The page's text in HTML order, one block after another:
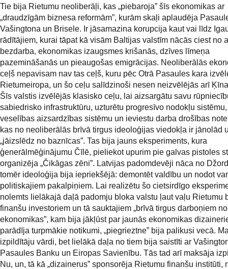
Tie bija Rietumu neoliberāļi, kas „piebaroja” šīs ekonomikas ar
„draudzīgām biznesa reformām”, kurām skaļi aplaudēja
Vašingtona un Brisele. Ir jāsamazina korupcija kaut vai līdz
rādītājiem, kurai tāpat kā visām Baltijas valstīm nācās ciest no
bezdarba, ekonomikas izaugsmes krišanās, dzīves līmeņa
pazemināšanās un pieaugošas emigrācijas. Neoliberālās
ceļš nepavisam nav tas ceļš, kuru pēc Otrā Pasaules kara
Rietumeiropa, un šo ceļu salīdzinoši nesen neizvēlējās arī
Šīs valstis izvēlējās klasisko ceļu, lai aizsargātu savu
sabiedrisko infrastruktūru, uzturētu progresīvo nodokļu
veselības aizsardzības sistēmu un ieviestu darba drošības
kas no neoliberālās brīvā tirgus ideoloģijas viedokļa ir jānolād
„jāizslēdz no baznīcas”. Tas bija jauns eksperiments, kura
ģenerālmēģinājumu Čīlē, pieliekot upurim pie galvas pistoles
organizēja „Čikāgas zēni”. Latvijas padomdevēji nāca no
tomēr ideoloģija bija iepriekšējā: demontēt valdību un nodot
politiskajiem pakalpiņiem. Lai realizētu šo cietsirdīgo
nolemts lielākajā daļā padomju bloka valstu ļaut vaļu Rietumu
finanšu investoriem un tā sauktajiem „brīvā tirgus darboņiem no
ekonomikas”, kam bija jākļūst par jaunās ekonomikas
parādīja turpmākie notikumi, „piegrieztne” bija palikusi vecā.
izpildītāju vārdi, bet lielākā daļa no tiem bija saistīti ar
Pasaules Banku un Eiropas Savienību. Tās tad arī maksāja
Nu, un, tā kā „dizainerus” sponsorēja Rietumu finanšu institūti,